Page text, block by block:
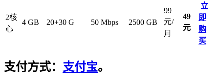
2核
心
4 GB 20+30 G 50 Mbps 2500 GB
99
元/
月
49
元
立
即
购
买
支付方式： 支付宝。